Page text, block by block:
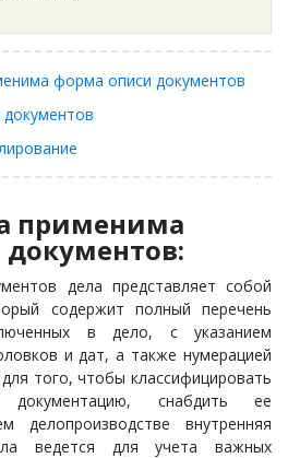
форма описи документов
применима
дела представляет собой
содержит полный перечень
в дело, с указанием
и дат, а также нумерацией
того, чтобы классифицировать
документацию, снабдить ее
делопроизводстве внутренняя
ведется для учета важных